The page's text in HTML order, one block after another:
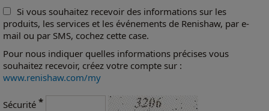
Si vous souhaitez recevoir des informations sur les
produits, les services et les événements de Renishaw, par e-
mail ou par SMS, cochez cette case.
Pour nous indiquer quelles informations précises vous
souhaitez recevoir, créez votre compte sur :
www.renishaw.com/my
Sécurité *